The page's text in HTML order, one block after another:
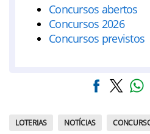
Concursos abertos
Concursos 2026
Concursos previstos
LOTERIAS NOTÍCIAS